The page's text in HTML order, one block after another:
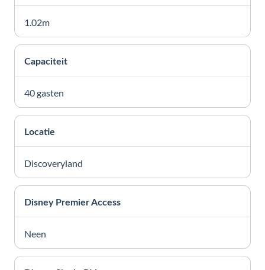
1.02m
Capaciteit
40 gasten
Locatie
Discoveryland
Disney Premier Access
Neen